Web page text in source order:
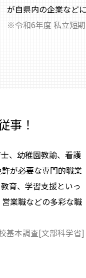
が自県内の企業など
※令和6年度 私立短
事！
、幼稚園教諭、看護
が必要な専門的職業
育、学習支援といっ
業職などの多彩な職
基本調査[文部科学省]